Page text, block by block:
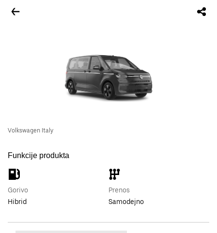
Volkswagen Italy
Funkcije produkta
Gorivo
Hibrid
Prenos
Samodejno